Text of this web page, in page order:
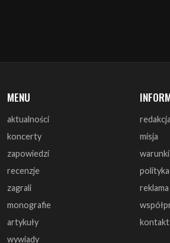
MENU
aktualności
koncerty
zapowiedzi
recenzje
zagrali
monografie
artykuły
wywiady
redakcja
misja
reklama
kontakt